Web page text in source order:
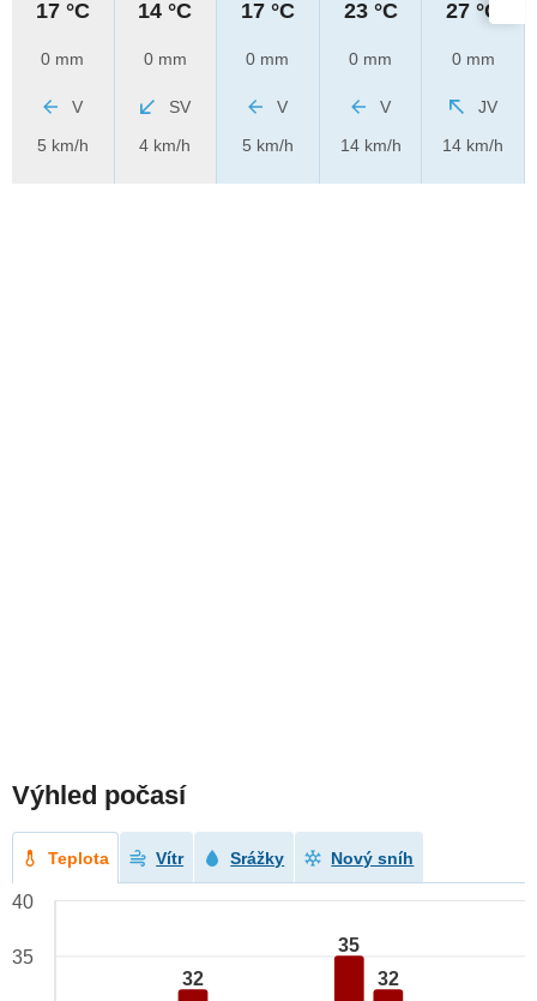
17 °C
0 mm
V
5 km/h
14 °C
0 mm
SV
4 km/h
17 °C
0 mm
V
5 km/h
23 °C
0 mm
V
14 km/h
27 °C
0 mm
JV
14 km/h
Výhled počasí
Teplota Vítr Srážky Nový sníh
32
35
32
40
35